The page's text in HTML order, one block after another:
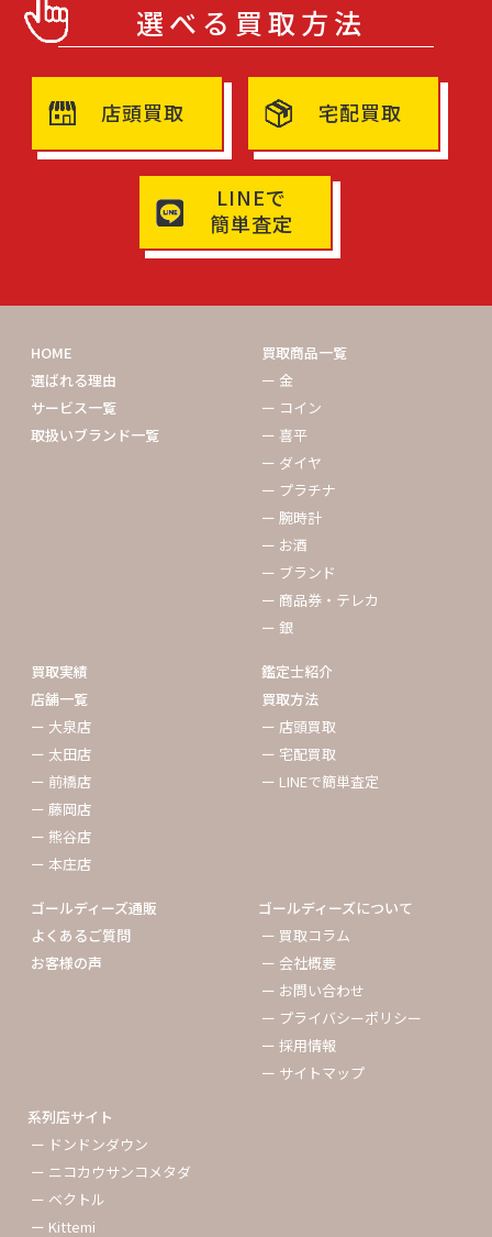
選べる買取方法
店頭買取 宅配買取
LINEで
簡単査定
HOME
選ばれる理由
サービス一覧
取扱いブランド一覧
買取商品一覧
ー 金
ー コイン
ー 喜平
ー ダイヤ
ー プラチナ
ー 腕時計
ー お酒
ー ブランド
ー 商品券・テレカ
ー 銀
買取実績
店舗一覧
ー 大泉店
ー 太田店
ー 前橋店
ー 藤岡店
ー 熊谷店
ー 本庄店
鑑定士紹介
買取方法
ー 店頭買取
ー 宅配買取
ー LINEで簡単査定
ゴールディーズ通販
よくあるご質問
お客様の声
ゴールディーズについて
ー 買取コラム
ー 会社概要
ー お問い合わせ
ー プライバシーポリシー
ー 採用情報
ー サイトマップ
系列店サイト
ー ドンドンダウン
ー ニコカウサンコメタダ
ー ベクトル
ー Kittemi